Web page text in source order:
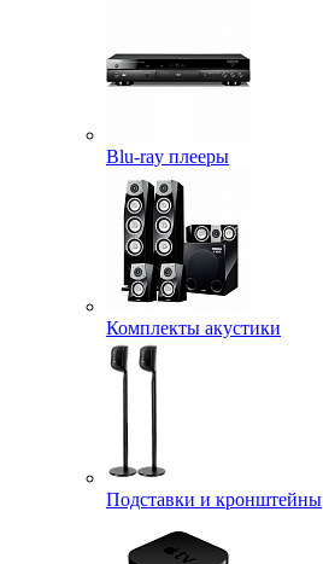
Blu-ray плееры
Комплекты акустики
Подставки и кронштейны